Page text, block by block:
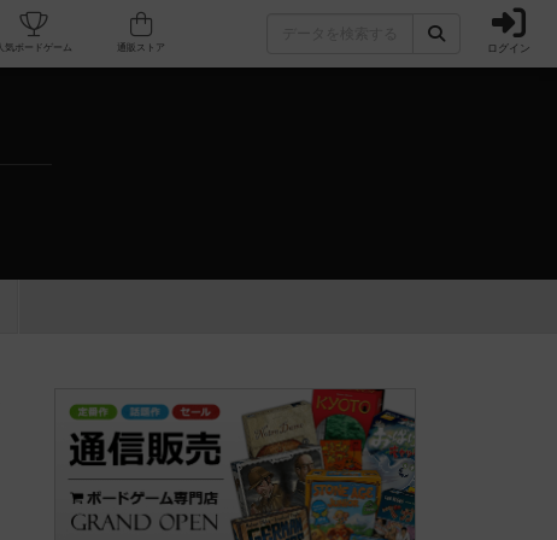
カフェ/店舗 人気ボードゲーム ログイン